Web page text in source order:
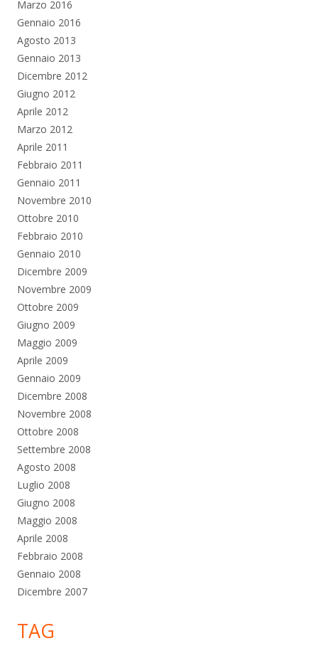
Marzo 2016
Gennaio 2016
Agosto 2013
Gennaio 2013
Dicembre 2012
Giugno 2012
Aprile 2012
Marzo 2012
Aprile 2011
Febbraio 2011
Gennaio 2011
Novembre 2010
Ottobre 2010
Febbraio 2010
Gennaio 2010
Dicembre 2009
Novembre 2009
Ottobre 2009
Giugno 2009
Maggio 2009
Aprile 2009
Gennaio 2009
Dicembre 2008
Novembre 2008
Ottobre 2008
Settembre 2008
Agosto 2008
Luglio 2008
Giugno 2008
Maggio 2008
Aprile 2008
Febbraio 2008
Gennaio 2008
Dicembre 2007
TAG